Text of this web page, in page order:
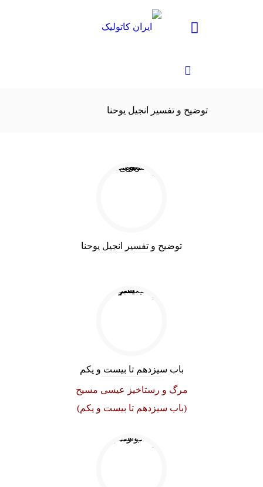
توضیح و تفسیر انجیل یوحنا
توضیح و تفسیر انجیل یوحنا
باب سیزدهم تا بیست و یکم
مرگ و رستاخیز عیسی مسیح
(باب سیزدهم تا بیست و یکم)